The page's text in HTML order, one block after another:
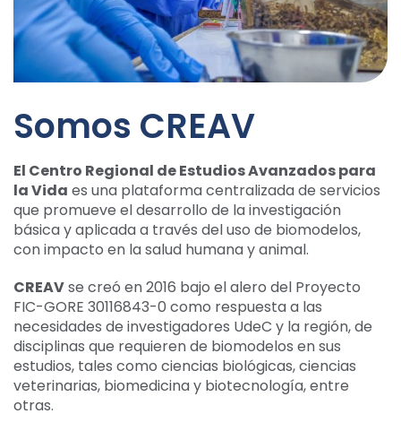
Somos CREAV
El Centro Regional de Estudios Avanzados para
la Vida es una plataforma centralizada de servicios
que promueve el desarrollo de la investigación
básica y aplicada a través del uso de biomodelos,
con impacto en la salud humana y animal.
CREAVse creó en 2016 bajo el alero del Proyecto
FIC-GORE 30116843-0 como respuesta a las
necesidades de investigadores UdeC y la región, de
disciplinas que requieren de biomodelos en sus
estudios, tales como ciencias biológicas, ciencias
veterinarias, biomedicina y biotecnología, entre
otras.